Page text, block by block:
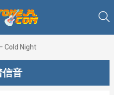
Cold Night
音